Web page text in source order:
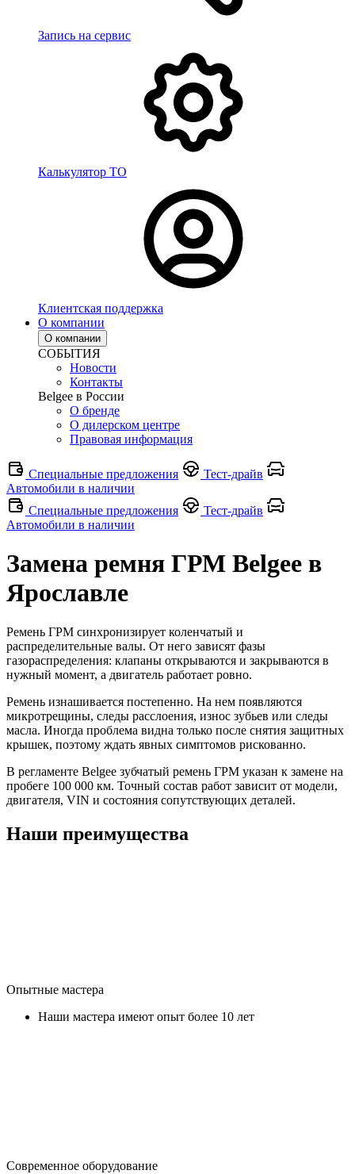
Запись на сервис
Калькулятор ТО
Клиентская поддержка
О компании
О компании
СОБЫТИЯ
Новости
Контакты
Belgee в России
О бренде
О дилерском центре
Правовая информация
Специальные предложения
Тест-драйв
Автомобили в наличии
Специальные предложения
Тест-драйв
Автомобили в наличии
Замена ремня ГРМ Belgee в
Ярославле
Ремень ГРМ синхронизирует коленчатый и
распределительные валы. От него зависят фазы
газораспределения: клапаны открываются и закрываются в
нужный момент, а двигатель работает ровно.
Ремень изнашивается постепенно. На нем появляются
микротрещины, следы расслоения, износ зубьев или следы
масла. Иногда проблема видна только после снятия защитных
крышек, поэтому ждать явных симптомов рискованно.
В регламенте Belgee зубчатый ремень ГРМ указан к замене на
пробеге 100 000 км. Точный состав работ зависит от модели,
двигателя, VIN и состояния сопутствующих деталей.
Наши преимущества
Опытные мастера
Наши мастера имеют опыт более 10 лет
Современное оборудование